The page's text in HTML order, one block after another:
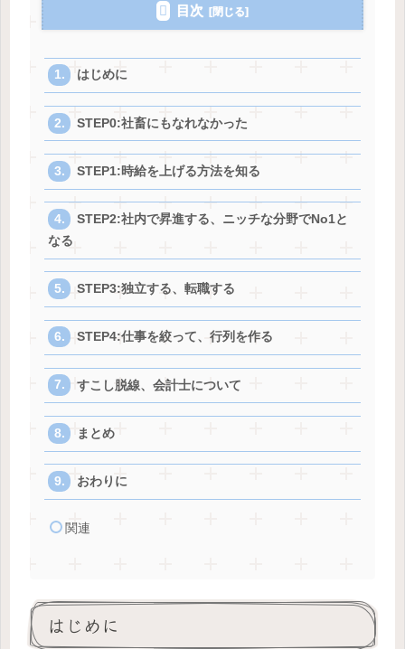
目次
はじめに
STEP0:社畜にもなれなかった
STEP1:時給を上げる方法を知る
STEP2:社内で昇進する、ニッチな分野でNo1と
なる
STEP3:独立する、転職する
STEP4:仕事を絞って、行列を作る
すこし脱線、会計士について
まとめ
おわりに
関連
はじめに